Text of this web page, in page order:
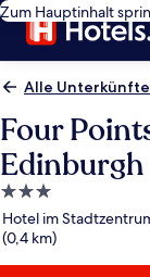
Zum Hauptinhalt
Alle
Four
Edinburgh
3.0-
Sterne-
Unterkunft
Hotel im
(0,4 km)